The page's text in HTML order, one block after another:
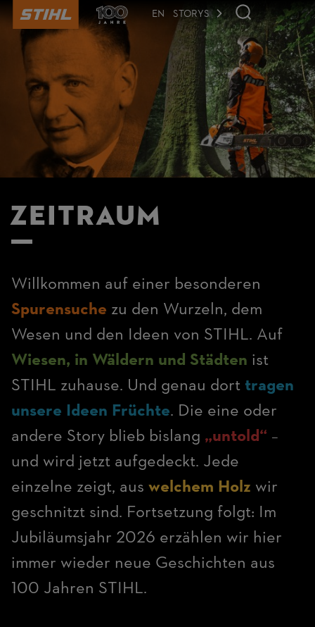
Seite
anspringen
EN STORYS
Zeitraum
Willkommen auf einer besonderen
Spurensuche zu den Wurzeln, dem
Wesen und den Ideen von STIHL. Auf
Wiesen, in Wäldern und Städten ist
STIHL zuhause. Und genau dort tragen
unsere Ideen Früchte. Die eine oder
andere Story blieb bislang „untold“ –
und wird jetzt aufgedeckt. Jede
einzelne zeigt, aus welchem Holz wir
geschnitzt sind. Fortsetzung folgt: Im
Jubiläumsjahr 2026 erzählen wir hier
immer wieder neue Geschichten aus
100 Jahren STIHL.